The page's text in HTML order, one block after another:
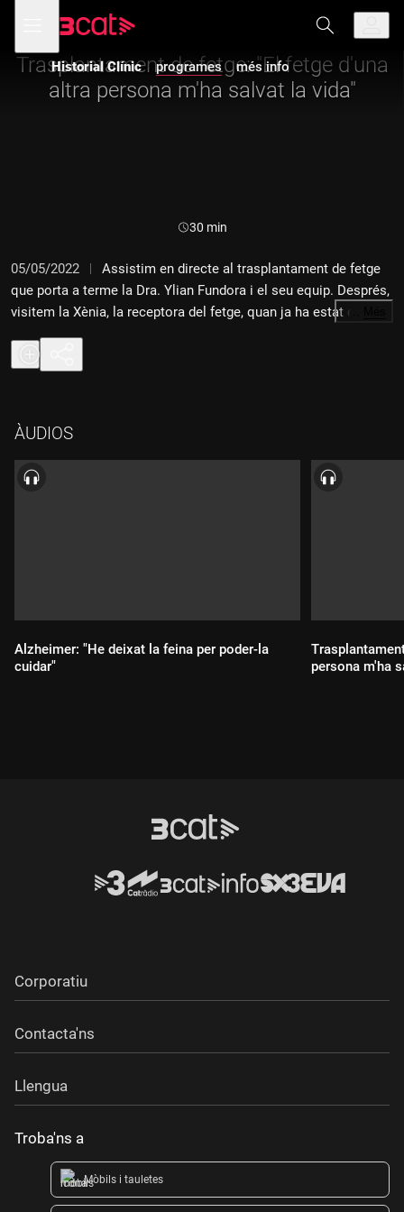
navegació
principal
menú
de
Historial Clínic programes més info
Trasplantament de fetge: "El fetge d'una
altra persona m'ha salvat la vida"
Durada:
30 min
05/05/2022
Assistim en directe al trasplantament de fetge
que porta a terme la Dra. Ylian Fundora i el seu equip. Després,
visitem la Xènia, la receptora del fetge, quan ja ha estat donada
d'alta i es recupera a casa. El seu metge, l'hepatòleg Jordi
Colmenero, ens parla de les particularitats del seu cas i ens
explica com és tot el procés de donació i les històries que
sèrie de podcast escrita i presentada per Adam Martín. Una
producció de PortalCLÍNIC, un projecte de l'Hospital Clínic de
Barcelona i la Fundación BBVA.
…
ÀUDIOS
Alzheimer: "He deixat la feina per poder-la
cuidar"
persona m'ha
Corporatiu
Contacta'ns
Llengua
Troba'ns a
Mòbils i tauletes